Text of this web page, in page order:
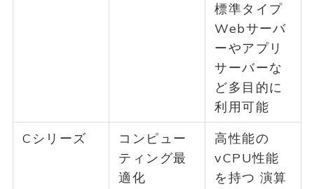
標準タイプ
Webサーバ
ーやアプリ
サーバーな
ど多目的に
利用可能
Cシリーズ
コンピュー
ティング最
適化
高性能の
vCPU性能
を持つ 演算